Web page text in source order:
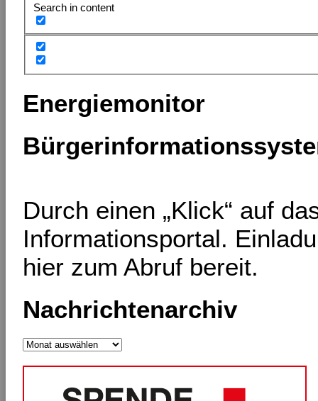
Search in content
Energiemonitor
Durch einen „Klick“ auf
Informationsportal.
hier zum Abruf bereit.
Nachrichtenarchiv
Nachrichtenarchiv